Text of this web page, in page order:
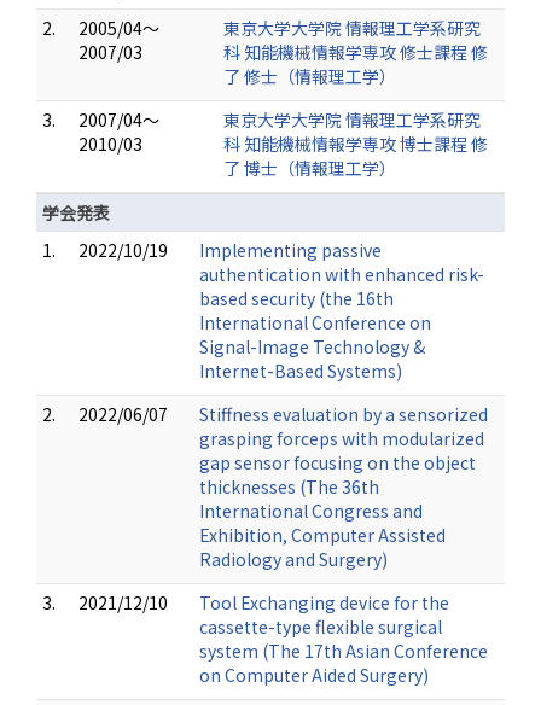
2.
2005/04～
2007/03
東京大学大学院 情報理工学系研究
科 知能機械情報学専攻 修士課程 修
了 修士（情報理工学）
3.
2007/04～
2010/03
東京大学大学院 情報理工学系研究
科 知能機械情報学専攻 博士課程 修
了 博士（情報理工学）
学会発表
1.
2022/10/19
Implementing passive
authentication with enhanced risk-
based security (the 16th
International Conference on
Signal-Image Technology &
Internet-Based Systems)
2.
2022/06/07
Stiffness evaluation by a sensorized
grasping forceps with modularized
gap sensor focusing on the object
thicknesses (The 36th
International Congress and
Exhibition, Computer Assisted
Radiology and Surgery)
3.
2021/12/10
Tool Exchanging device for the
cassette-type flexible surgical
system (The 17th Asian Conference
on Computer Aided Surgery)